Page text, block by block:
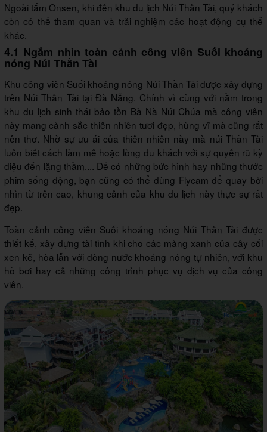
Ngoài tắm Onsen, khi đến khu du lịch Núi Thần Tài, quý khách
còn có thể tham quan và trải nghiệm các hoạt động cụ thể
khác.
4.1 Ngắm nhìn toàn cảnh công viên Suối khoáng
nóng Núi Thần Tài
Khu công viên Suối khoáng nóng Núi Thần Tài được xây dựng
trên Núi Thần Tài tại Đà Nẵng. Chính vì cùng với nằm trong
khu du lịch sinh thái bảo tồn Bà Nà Núi Chúa mà công viên
này mang cảnh sắc thiên nhiên tươi đẹp, hùng vĩ mà cũng rất
nên thơ. Nhờ sự ưu ái của thiên nhiên này mà núi Thần Tài
luôn biết cách làm mê hoặc lòng du khách với sự quyến rũ kỳ
diệu đến lặng thầm.... Để có những bức hình hay những thước
phim sống động, bạn cũng có thể dùng Flycam để quay bởi
nhìn từ trên cao, khung cảnh của khu du lịch này thực sự rất
đẹp.
Toàn cảnh công viên Suối khoáng nóng Núi Thần Tài được
thiết kế, xây dựng tài tình khi cho các mảng xanh của cây cối
xen kẽ, hòa lẫn với dòng nước khoáng nóng tự nhiên, với khu
hồ bơi hay cả những công trình phục vụ dịch vụ của công
viên.